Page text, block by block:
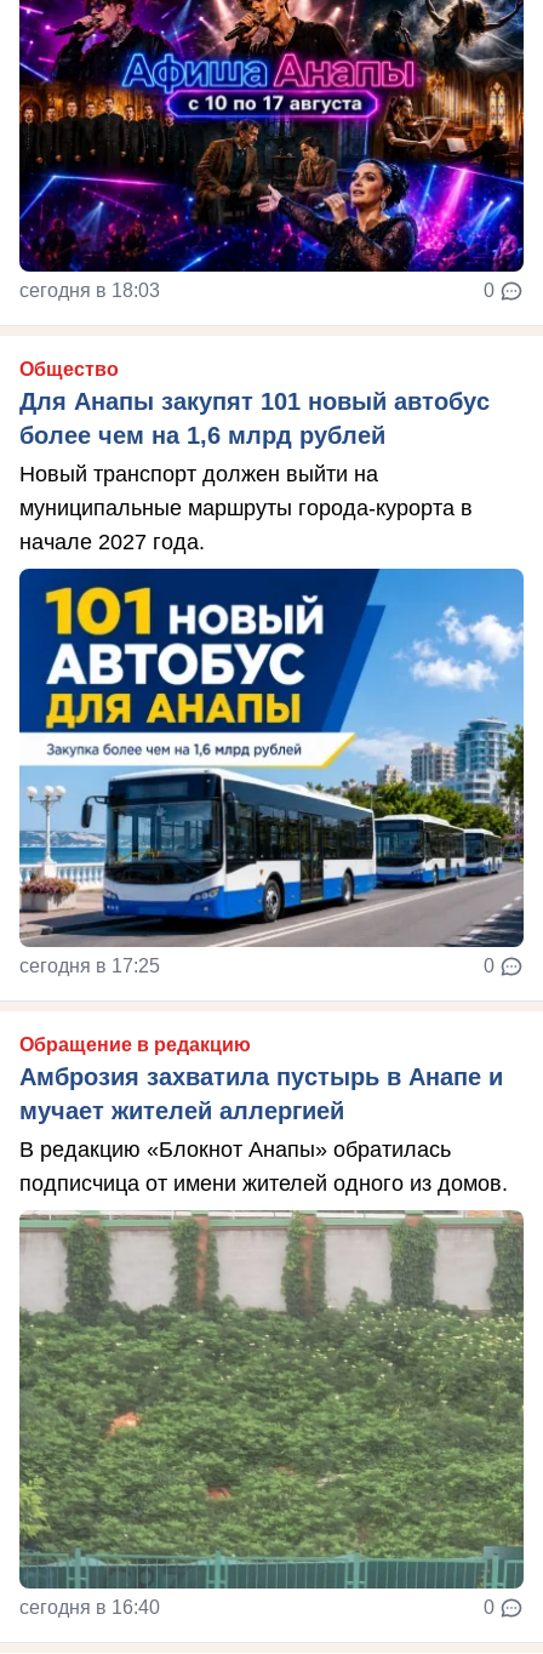
сегодня в 18:03 0
Общество
Для Анапы закупят 101 новый автобус
более чем на 1,6 млрд рублей
Новый транспорт должен выйти на
муниципальные маршруты города-курорта в
начале 2027 года.
сегодня в 17:25 0
Обращение в редакцию
Амброзия захватила пустырь в Анапе и
мучает жителей аллергией
В редакцию «Блокнот Анапы» обратилась
подписчица от имени жителей одного из домов.
сегодня в 16:40 0